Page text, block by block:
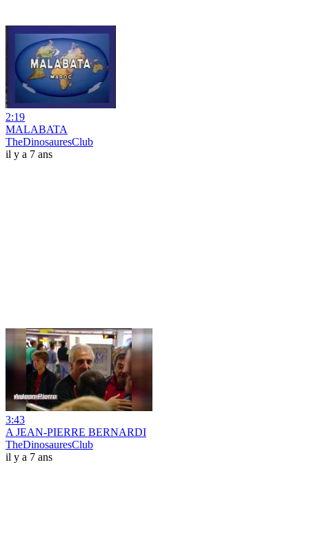
2:19
MALABATA
TheDinosauresClub
il y a 7 ans
3:43
A JEAN-PIERRE BERNARDI
TheDinosauresClub
il y a 7 ans